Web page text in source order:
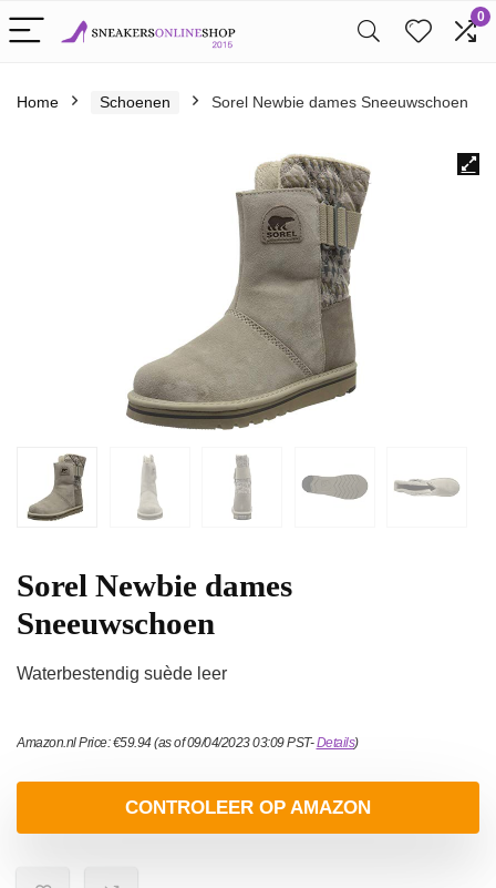
0
Home Schoenen Sorel Newbie dames Sneeuwschoen
Sorel Newbie dames
Sneeuwschoen
Waterbestendig suède leer
Amazon.nl Price:€59.94(as of 09/04/2023 03:09 PST-Details)
CONTROLEER OP AMAZON